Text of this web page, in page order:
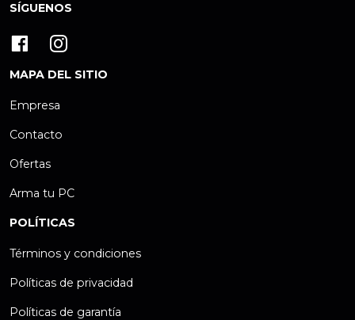
SÍGUENOS
MAPA DEL SITIO
Empresa
Contacto
Ofertas
Arma tu PC
POLÍTICAS
Términos y condiciones
Políticas de privacidad
Políticas de garantía